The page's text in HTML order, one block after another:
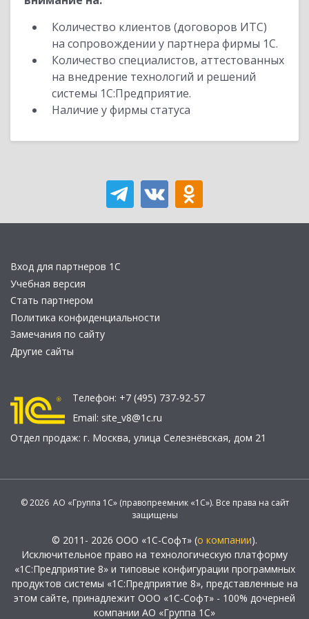
Количество клиентов (договоров ИТС)
на сопровождении у партнера фирмы 1С.
Количество специалистов, аттестованных
на внедрение технологий и решений
системы 1С:Предприятие.
Наличие у фирмы статуса
Вход для партнеров 1С
Учебная версия
Стать партнером
Политика конфиденциальности
Замечания по сайту
Другие сайты
Телефон: +7 (495) 737-92-57
Email: site_v8@1c.ru
Отдел продаж: г. Москва, улица Селезнёвская, дом 21
© 2026 АО «Группа 1С» (правопреемник «1С»). Все права на сайт
защищены
© 2011- 2026 ООО «1С-Софт» (о компании).
Исключительное право на технологическую платформу
«1С:Предприятие 8» и типовые конфигурации программных
продуктов системы «1С:Предприятие 8», представленные на
этом сайте, принадлежит ООО «1С-Софт» - 100% дочерней
компании АО «Группа 1С»